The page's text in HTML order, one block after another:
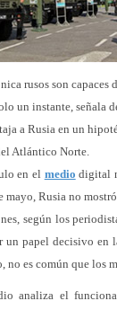
rusos son capaces
un instante, señala
a Rusia en un
Atlántico Norte.
en el medio digital
mayo, Rusia no
según los
un papel decisivo en
no es común que los
analiza el